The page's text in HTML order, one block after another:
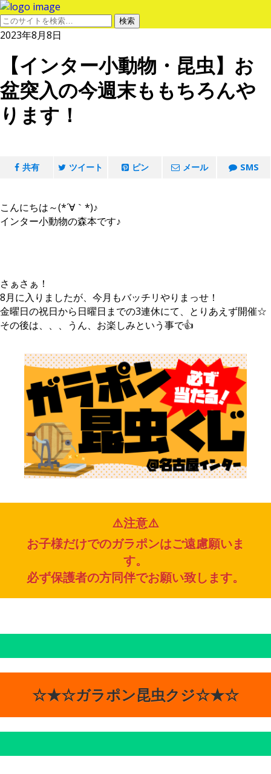
2023年8月8日
【インター小動物・昆虫】お
盆突入の今週末ももちろんや
ります！
共有 ツイート ピン メール SMS
こんにちは～(*´∀｀*)♪
インター小動物の森本です♪
さぁさぁ！
8月に入りましたが、今月もバッチリやりまっせ！
金曜日の祝日から日曜日までの3連休にて、とりあえず開催☆
その後は、、、うん、お楽しみという事で👍
⚠️注意⚠️
お子様だけでのガラポンはご遠慮願いま
す。
必ず保護者の方同伴でお願い致します。
☆★☆ガラポン昆虫クジ☆★☆